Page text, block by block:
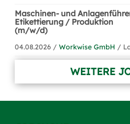
Maschinen- und
Etikettierung / Produktion
(m/w/d)
04.08.2026 / Workwise GmbH /
WEITERE